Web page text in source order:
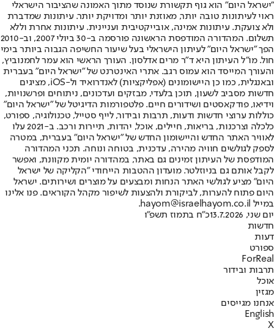
"ישראל היום" הוא גוף תקשורת שנוסד מתוך האמונה שהציבור הישראלי
ראוי לעיתונות טובה יותר, מאוזנת יותר ומדויקת יותר. עיתונות שמדברת
ולא צועקת. עיתונות אמינה, אובייקטיבית ועניינית. עיתונות אחרת וללא
תשלום. המהדורה המודפסת הראשונה פורסמה ב-30 ביולי 2007, וב-2010
הפך "ישראל היום" לעיתון הישראלי בעל שיעור החשיפה הגבוה ביותר בימי
חול. מו"ל העיתון היא ד"ר מרים אדלסון. העורך הראשי הוא עמר לחמנוביץ,
והעורך המייסד הוא עמוס רגב. אתרי האינטרנט של "ישראל היום" בעברית
ובאנגלית, כמו כן היישומונים (אפליקציות) לאנדרואיד ול-iOS, מציגים
חדשות מסביב לשעון, תוכן בלעדי, מבזקים ועדכונים, ניתוחים ופרשנויות,
וידיאו, פודקאסטים ושידורים חיים. פלטפורמות הדיגיטל של "ישראל היום"
כוללות ערוצי חדשות ודעות, תרבות ובידור, לייף סטייל, טכנולוגיה, ספורט,
כלכלה וצרכנות, בריאות, חיילים, אוכל, יהדות, תיירות ורכב. ב-2021 עלו
לאוויר האתר החדש והיישומון החדש של "ישראל היום" בעברית, במטרה
לספק לגולשים חוויה מהירה, עדכנית, בטוחה ונוחה. תכני המהדורה
המודפסת של העיתון זמינים גם באתר, במהדורה יומית מקוונת, ואפשר
לקבל אותם גם בניוזלטר. מועדון ההטבות הייחודי "הקליקה של ישראל
היום" מציע לגולשי האתר הנחות ומבצעים על מוצרים ושירותים. ישראל
היום פתוח להערות, לביקורת ולהצעות לשיפור מקהל הקוראים. פנו אלינו
במייל hayom@israelhayom.co.il.
יום שני, 13.7.2026
כ"ח בתמוז תשפ"ו
חדשות
דעות
ספורט
ForReal
תרבות ובידור
אוכל
מגזין
אנחנו מגייסים
English
X